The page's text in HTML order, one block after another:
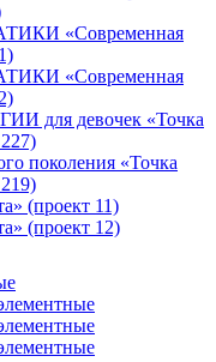
«Современная
«Современная
для девочек «Точка
поколения «Точка
(проект 11)
(проект 12)